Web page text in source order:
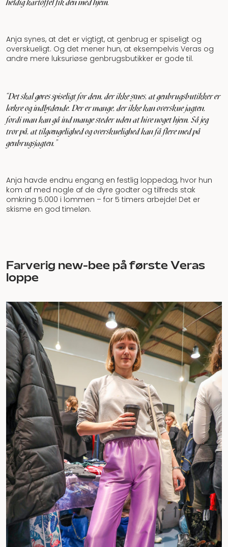
Anja synes, at det er vigtigt, at genbrug er spiseligt og
overskueligt. Og det mener hun, at eksempelvis Veras og
andre mere luksuriøse genbrugsbutikker er gode til.
"Det skal gøres spiseligt for dem, der ikke synes, at genbrugsbutikker er
lækre og indbydende. Der er mange, der ikke kan overskue jagten,
fordi man kan gå ind mange steder uden at hive noget hjem. Så jeg
tror på, at tilgængelighed og overskuelighed kan få flere med på
genbrugsjagten.”
Anja havde endnu engang en festlig loppedag, hvor hun
kom af med nogle af de dyre godter og tilfreds stak
omkring 5.000 i lommen – for 5 timers arbejde! Det er
skisme en god timeløn.
Farverig new-bee på første Veras
loppe